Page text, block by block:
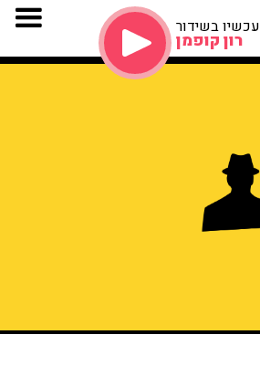
עכשיו בשידור
רון קופמן